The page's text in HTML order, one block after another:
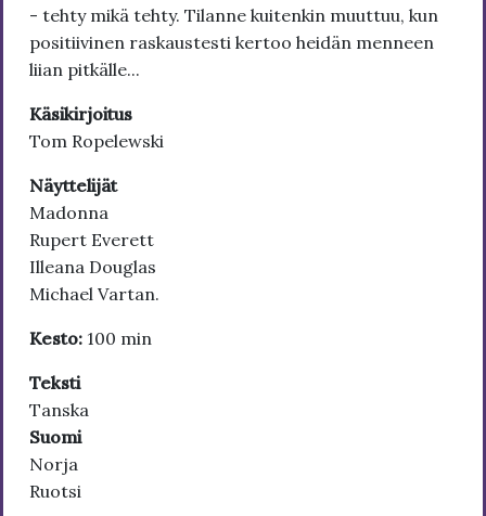
- tehty mikä tehty. Tilanne kuitenkin muuttuu, kun
positiivinen raskaustesti kertoo heidän menneen
liian pitkälle...
Käsikirjoitus
Tom Ropelewski
Näyttelijät
Madonna
Rupert Everett
Illeana Douglas
Michael Vartan.
Kesto: 100 min
Teksti
Tanska
Suomi
Norja
Ruotsi